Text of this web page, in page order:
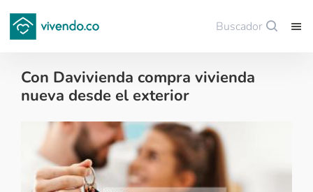
Buscador
Con Davivienda compra vivienda
nueva desde el exterior
Colombianos en el exterior - 2020-07-07
Guardar